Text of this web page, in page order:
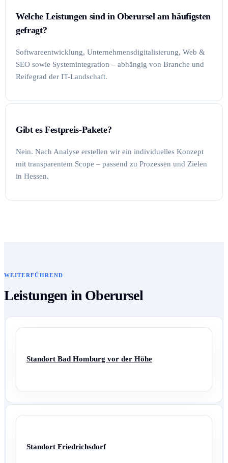
Welche Leistungen sind in Oberursel am häufigsten
gefragt?
Softwareentwicklung, Unternehmensdigitalisierung, Web &
SEO sowie Systemintegration – abhängig von Branche und
Reifegrad der IT-Landschaft.
Gibt es Festpreis-Pakete?
Nein. Nach Analyse erstellen wir ein individuelles Konzept
mit transparentem Scope – passend zu Prozessen und Zielen
in Hessen.
WEITERFÜHREND
Leistungen in Oberursel
Standort Bad Homburg vor der Höhe
Standort Friedrichsdorf